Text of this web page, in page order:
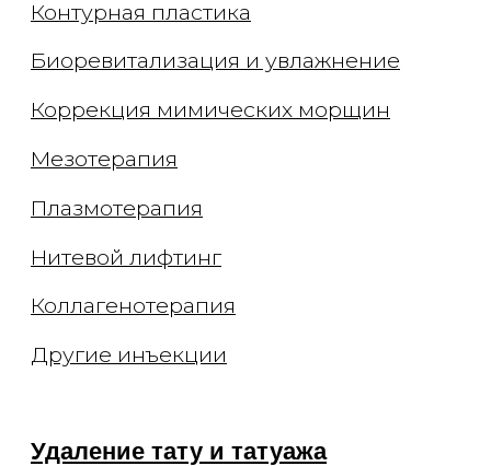
О клинике
Способы оплаты
Блог
Специалисты
Статьи
Отзывы
СМИ и медиа
© 2026 ООО "Арт де ла ви"